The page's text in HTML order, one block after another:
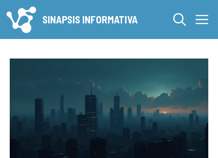
al
contenido
SINAPSIS INFORMATIVA